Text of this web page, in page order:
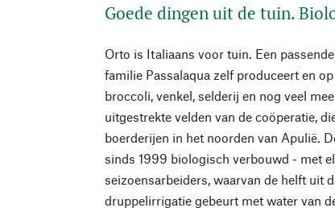
Goede dingen uit de tuin.
Orto is Italiaans voor tuin. Een
familie Passalaqua zelf produceert en
broccoli, venkel, selderij en nog veel
uitgestrekte velden van de coöperatie,
boerderijen in het noorden van Apulië.
sinds 1999 biologisch verbouwd - met
seizoensarbeiders, waarvan de helft uit
druppelirrigatie gebeurt met water van